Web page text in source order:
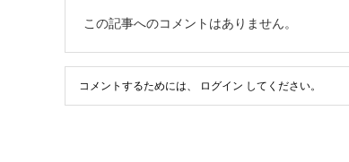
この記事へのコメントはありません。
コメントするためには、 ログイン してください。